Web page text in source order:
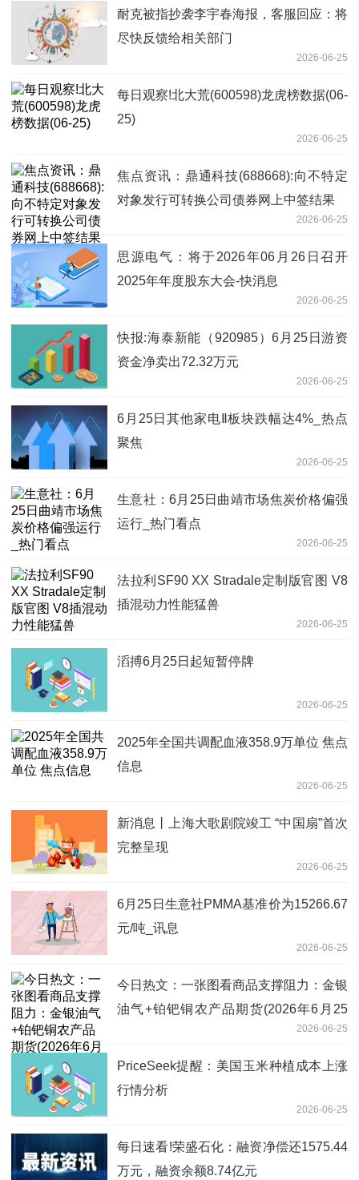
耐克被指抄袭李宇春海报，客服回应：将
尽快反馈给相关部门
2026-06-25
每日观察!北大荒(600598)龙虎榜数据(06-
25)
2026-06-25
焦点资讯：鼎通科技(688668):向不特定
对象发行可转换公司债券网上中签结果
2026-06-25
思源电气：将于2026年06月26日召开
2025年年度股东大会-快消息
2026-06-25
快报:海泰新能（920985）6月25日游资
资金净卖出72.32万元
2026-06-25
6月25日其他家电Ⅱ板块跌幅达4%_热点
聚焦
2026-06-25
生意社：6月25日曲靖市场焦炭价格偏强
运行_热门看点
2026-06-25
法拉利SF90 XX Stradale定制版官图 V8
插混动力性能猛兽
2026-06-25
滔搏6月25日起短暂停牌
2026-06-25
2025年全国共调配血液358.9万单位 焦点
信息
2026-06-25
新消息丨上海大歌剧院竣工 “中国扇”首次
完整呈现
2026-06-25
6月25日生意社PMMA基准价为15266.67
元/吨_讯息
2026-06-25
今日热文：一张图看商品支撑阻力：金银
油气+铂钯铜农产品期货(2026年6月25
2026-06-25
PriceSeek提醒：美国玉米种植成本上涨
行情分析
2026-06-25
每日速看!荣盛石化：融资净偿还1575.44
万元，融资余额8.74亿元